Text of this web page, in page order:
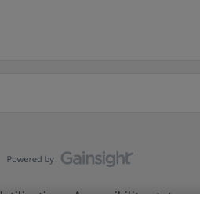
Accessibility